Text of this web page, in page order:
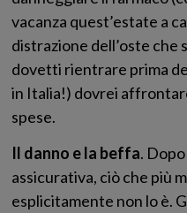
vacanza quest’estate a
distrazione dell’oste
dovetti rientrare prima
in Italia!) dovrei
spese.
Il danno e la beffa.
assicurativa, ciò che più
esplicitamente non lo è.